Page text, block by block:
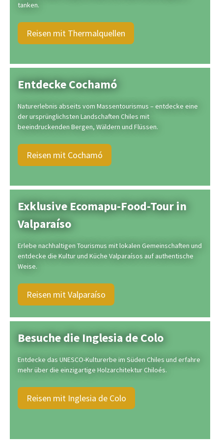
tanken.
Reisen mit Thermalquellen
Entdecke Cochamó
Naturerlebnis abseits vom Massentourismus – entdecke eine
der ursprünglichsten Landschaften Chiles mit
beeindruckenden Bergen, Wäldern und Flüssen.
Reisen mit Cochamó
Exklusive Ecomapu-Food-Tour in
Valparaíso
Erlebe nachhaltigen Tourismus mit lokalen Gemeinschaften und
entdecke die Kultur und Küche Valparaísos auf authentische
Weise.
Reisen mit Valparaíso
Besuche die Inglesia de Colo
Entdecke das UNESCO-Kulturerbe im Süden Chiles und erfahre
mehr über die einzigartige Holzarchitektur Chiloés.
Reisen mit Inglesia de Colo